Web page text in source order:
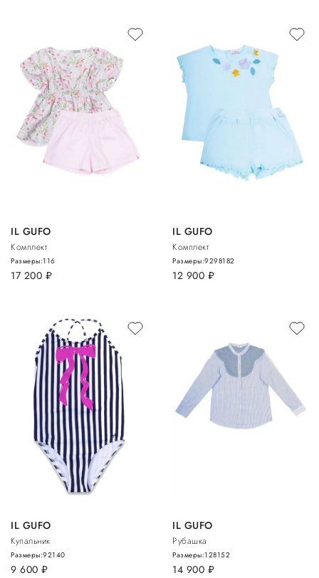
IL GUFO
Комплект
17 200 руб.
Размеры:116
IL GUFO
Комплект
12 900 руб.
Размеры:9298182
IL GUFO
Купальник
9 600 руб.
Размеры:92140
IL GUFO
Рубашка
14 900 руб.
Размеры:128152